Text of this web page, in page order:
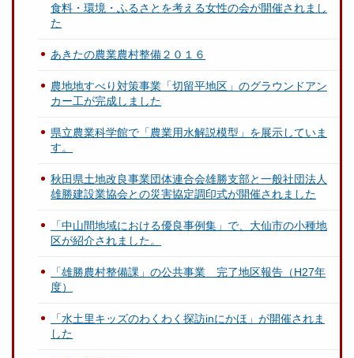
食料・環境・ふるさとを考える女性の会が開催されまし
た
あきたの農業農村整備２０１６
農地地すべり対策事業「切留平地区」のグラウンドアン
カー工が完成しました
県立農業科学館で「農業用水解説模型」を展示していま
す。
秋田県土地改良事業団体連合会雄勝支部と一般社団法人
雄勝建設業協会との災害協定調印式が開催されました
「中山間地域における優良事例集」で、大仙市の小種地
区が紹介されました。
「雄勝農村整備課」の公共事業 完了地区報告（H27年
度）
「水土里キッズのわくわく探訪inにかほ」が開催されま
した